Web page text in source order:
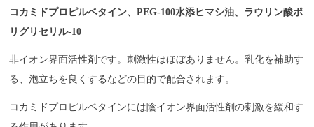
コカミドプロピルベタイン、PEG-100水添ヒマシ油、ラウリン酸ポ
リグリセリル-10
非イオン界面活性剤です。刺激性はほぼありません。乳化を補助す
る、泡立ちを良くするなどの目的で配合されます。
コカミドプロピルベタインには陰イオン界面活性剤の刺激を緩和す